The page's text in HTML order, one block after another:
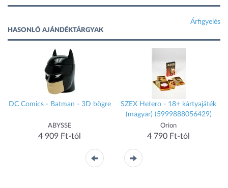
Árfigyelés
HASONLÓ AJÁNDÉKTÁRGYAK
DC Comics - Batman - 3D bögre
ABYSSE
4 909 Ft-tól
SZEX Hetero - 18+ kártyajáték
(magyar) (5999888056429)
Orion
4 790 Ft-tól